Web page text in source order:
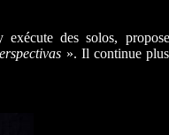
des solos,
». Il continue